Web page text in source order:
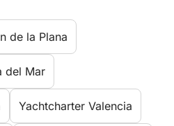
de la Plana
del Mar
Yachtcharter Valencia